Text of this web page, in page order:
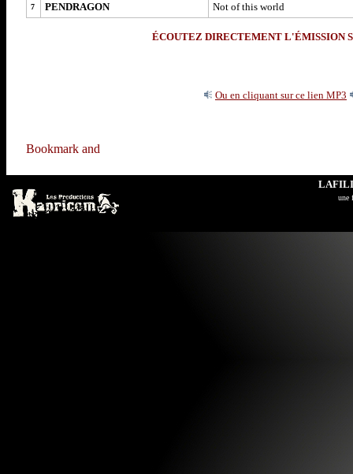
7 PENDRAGON Not of this world
ÉCOUTEZ DIRECTEMENT L'ÉMISSION
Ou en cliquant sur ce lien MP3
une